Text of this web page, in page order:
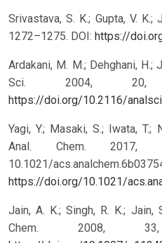
Srivastava, S. K.; Gupta, V. K.;
1272–1275. DOI: https://
Ardakani, M. M.; Dehghani, H.;
Sci. 2004, 20,
https://doi.org/10.2116/
Yagi, Y.; Masaki, S.; Iwata, T.;
Anal. Chem. 2017,
10.1021/
https://doi.org/10.1021/
Jain, A. K.; Singh, R. K.; Jain,
Chem. 2008,